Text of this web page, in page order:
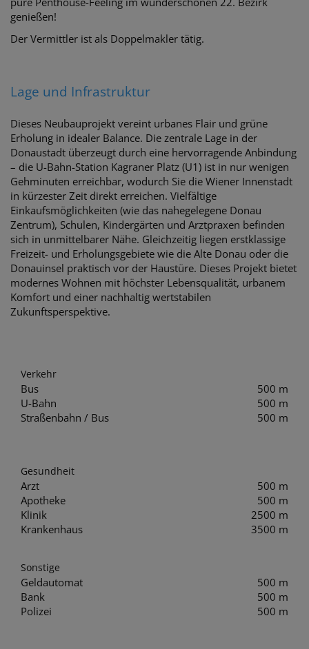
genießen!
Der Vermittler ist als Doppelmakler tätig.
Lage und Infrastruktur
Dieses Neubauprojekt vereint urbanes Flair und grüne
Erholung in idealer Balance. Die zentrale Lage in der
Donaustadt überzeugt durch eine hervorragende Anbindung
– die U-Bahn-Station Kagraner Platz (U1) ist in nur wenigen
Gehminuten erreichbar, wodurch Sie die Wiener Innenstadt
in kürzester Zeit direkt erreichen. Vielfältige
Einkaufsmöglichkeiten (wie das nahegelegene Donau
Zentrum), Schulen, Kindergärten und Arztpraxen befinden
sich in unmittelbarer Nähe. Gleichzeitig liegen erstklassige
Freizeit- und Erholungsgebiete wie die Alte Donau oder die
Donauinsel praktisch vor der Haustüre. Dieses Projekt bietet
modernes Wohnen mit höchster Lebensqualität, urbanem
Komfort und einer nachhaltig wertstabilen
Zukunftsperspektive.
Verkehr
Bus
500 m
U-Bahn
500 m
Straßenbahn / Bus
500 m
Gesundheit
Arzt
500 m
Apotheke
500 m
Klinik
2500 m
Krankenhaus
3500 m
Sonstige
Geldautomat
500 m
Bank
500 m
Polizei
500 m